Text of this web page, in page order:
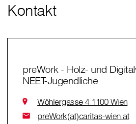
Kontakt
preWork - Holz- und
NEET-Jugendliche
Wöhlergasse 4 1100 Wien
preWork(at)caritas-wien.at